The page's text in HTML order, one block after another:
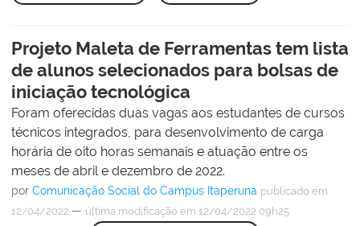
Projeto Maleta de Ferramentas tem lista
de alunos selecionados para bolsas de
iniciação tecnológica
Foram oferecidas duas vagas aos estudantes de cursos
técnicos integrados, para desenvolvimento de carga
horária de oito horas semanais e atuação entre os
meses de abril e dezembro de 2022.
por Comunicação Social do Campus Itaperuna publicado em
12/04/2022 — última modificação em 12/04/2022 09h25